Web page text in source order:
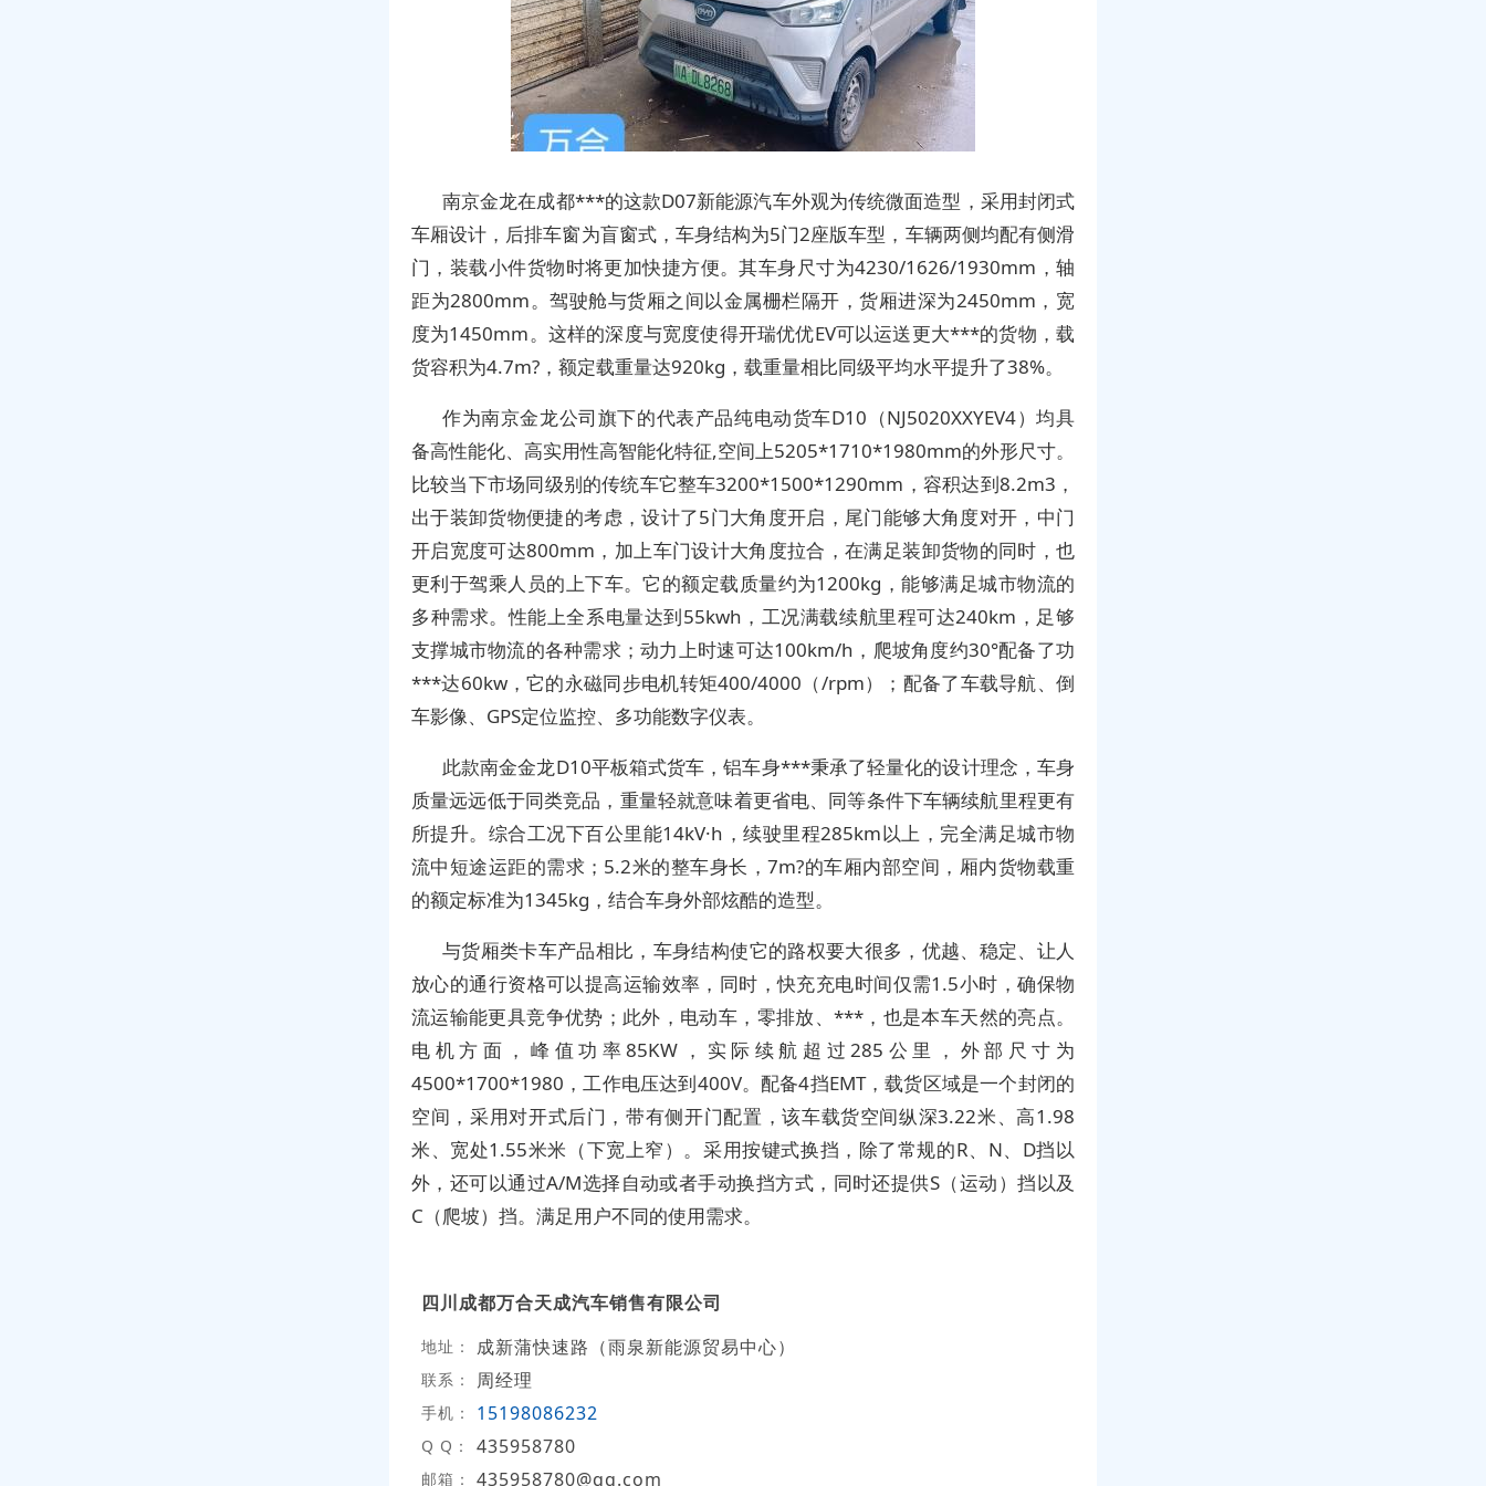
南京金龙在成都***的这款D07新能源汽车外观为传统微面造型，采用封闭式
车厢设计，后排车窗为盲窗式，车身结构为5门2座版车型，车辆两侧均配有侧滑
门，装载小件货物时将更加快捷方便。其车身尺寸为4230/1626/1930mm，轴
距为2800mm。驾驶舱与货厢之间以金属栅栏隔开，货厢进深为2450mm，宽
度为1450mm。这样的深度与宽度使得开瑞优优EV可以运送更大***的货物，载
货容积为4.7m?，额定载重量达920kg，载重量相比同级平均水平提升了38%。
作为南京金龙公司旗下的代表产品纯电动货车D10（NJ5020XXYEV4）均具
备高性能化、高实用性高智能化特征,空间上5205*1710*1980mm的外形尺寸。
比较当下市场同级别的传统车它整车3200*1500*1290mm，容积达到8.2m3，
出于装卸货物便捷的考虑，设计了5门大角度开启，尾门能够大角度对开，中门
开启宽度可达800mm，加上车门设计大角度拉合，在满足装卸货物的同时，也
更利于驾乘人员的上下车。它的额定载质量约为1200kg，能够满足城市物流的
多种需求。性能上全系电量达到55kwh，工况满载续航里程可达240km，足够
支撑城市物流的各种需求；动力上时速可达100km/h，爬坡角度约30°配备了功
***达60kw，它的永磁同步电机转矩400/4000（/rpm）；配备了车载导航、倒
车影像、GPS定位监控、多功能数字仪表。
此款南金金龙D10平板箱式货车，铝车身***秉承了轻量化的设计理念，车身
质量远远低于同类竞品，重量轻就意味着更省电、同等条件下车辆续航里程更有
所提升。综合工况下百公里能14kV·h，续驶里程285km以上，完全满足城市物
流中短途运距的需求；5.2米的整车身长，7m?的车厢内部空间，厢内货物载重
的额定标准为1345kg，结合车身外部炫酷的造型。
与货厢类卡车产品相比，车身结构使它的路权要大很多，优越、稳定、让人
放心的通行资格可以提高运输效率，同时，快充充电时间仅需1.5小时，确保物
流运输能更具竞争优势；此外，电动车，零排放、***，也是本车天然的亮点。
电机方面，峰值功率85KW，实际续航超过285公里，外部尺寸为
4500*1700*1980，工作电压达到400V。配备4挡EMT，载货区域是一个封闭的
空间，采用对开式后门，带有侧开门配置，该车载货空间纵深3.22米、高1.98
米、宽处1.55米米（下宽上窄）。采用按键式换挡，除了常规的R、N、D挡以
外，还可以通过A/M选择自动或者手动换挡方式，同时还提供S（运动）挡以及
C（爬坡）挡。满足用户不同的使用需求。
四川成都万合天成汽车销售有限公司
地址： 成新蒲快速路（雨泉新能源贸易中心）
联系： 周经理
手机： 15198086232
Q Q： 435958780
邮箱： 435958780@qq.com